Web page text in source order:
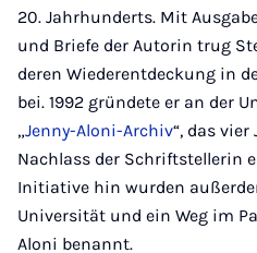
20. Jahrhunderts. Mit
und Briefe der Autorin trug
deren Wiederentdeckung in
bei. 1992 gründete er an der
„Jenny-Aloni-Archiv“, das
Nachlass der Schriftstellerin
Initiative hin wurden
Universität und ein Weg im
Aloni benannt.